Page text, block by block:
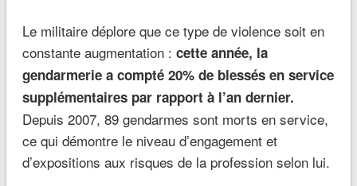
Le militaire déplore que ce type de violence soit en
constante augmentation : cette année, la
gendarmerie a compté 20% de blessés en service
supplémentaires par rapport à l’an dernier.
Depuis 2007, 89 gendarmes sont morts en service,
ce qui démontre le niveau d’engagement et
d’expositions aux risques de la profession selon lui.